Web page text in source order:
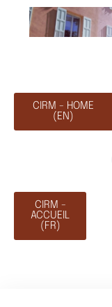
CIRM - HOME
(EN)
CIRM -
ACCUEIL
(FR)